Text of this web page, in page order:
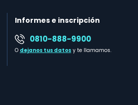
Informes e inscripción
0810-888-9900
O dejanos tus datosy te llamamos.